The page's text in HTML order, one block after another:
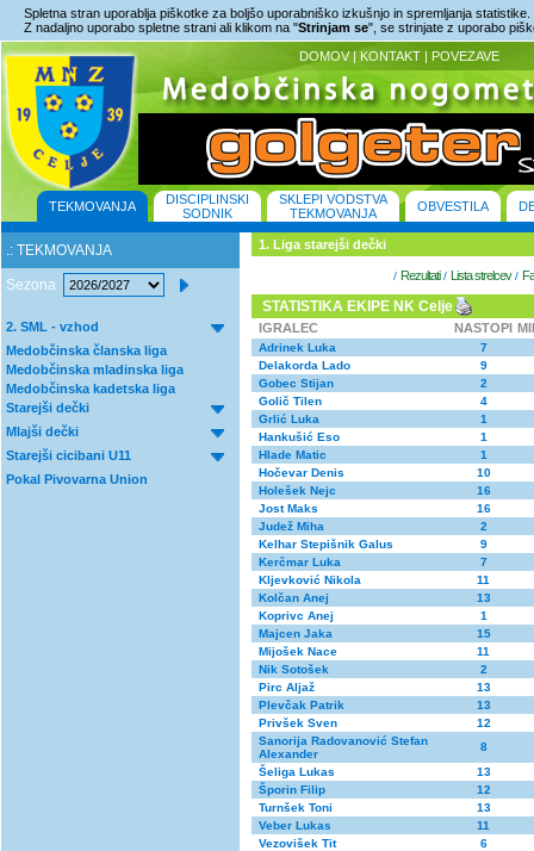
Spletna stran uporablja piškotke za boljšo uporabniško izkušnjo in spremljanja statistike.
Z nadaljno uporabo spletne strani ali klikom na "Strinjam se", se strinjate z uporabo
DOMOV | KONTAKT | POVEZAVE
TEKMOVANJA
DISCIPLINSKI
SODNIK
SKLEPI VODSTVA
TEKMOVANJA
OBVESTILA
.: TEKMOVANJA
Sezona
2. SML - vzhod
Medobčinska članska liga
Medobčinska mladinska liga
Medobčinska kadetska liga
Starejši dečki
Mlajši dečki
Starejši cicibani U11
Pokal Pivovarna Union
1. Liga starejši dečki
/ Rezultati/ Lista strelcev/
STATISTIKA EKIPE NK Celje
IGRALEC NASTOPI
Adrinek Luka
7
Delakorda Lado
9
Gobec Stijan
2
Golič Tilen
4
Grlić Luka
1
Hankušić Eso
1
Hlade Matic
1
Hočevar Denis
10
Holešek Nejc
16
Jost Maks
16
Judež Miha
2
Kelhar Stepišnik Galus
9
Kerčmar Luka
7
Kljevković Nikola
11
Kolčan Anej
13
Koprivc Anej
1
Majcen Jaka
15
Mijošek Nace
11
Nik Sotošek
2
Pirc Aljaž
13
Plevčak Patrik
13
Privšek Sven
12
Sanorija Radovanović Stefan
Alexander
8
Šeliga Lukas
13
Šporin Filip
12
Turnšek Toni
13
Veber Lukas
11
Vezovišek Tit
6